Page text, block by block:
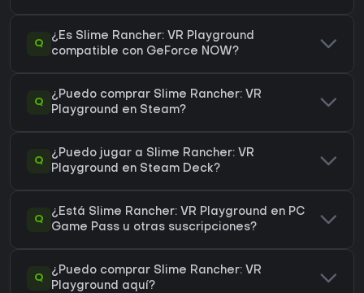
Q
¿Es Slime Rancher: VR Playground
compatible con GeForce NOW?
Q
¿Puedo comprar Slime Rancher: VR
Playground en Steam?
Q
¿Puedo jugar a Slime Rancher: VR
Playground en Steam Deck?
Q
¿Está Slime Rancher: VR Playground en PC
Game Pass u otras suscripciones?
Q
¿Puedo comprar Slime Rancher: VR
Playground aquí?